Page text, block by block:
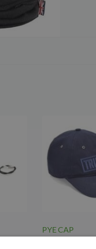
PYE CAP